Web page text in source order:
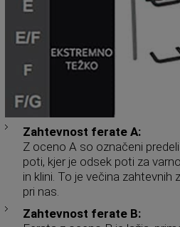
Zahtevnost ferate A:
Z oceno A so označeni
poti, kjer je odsek poti za
in klini. To je večina zahtevnih
pri nas.
Zahtevnost ferate B: